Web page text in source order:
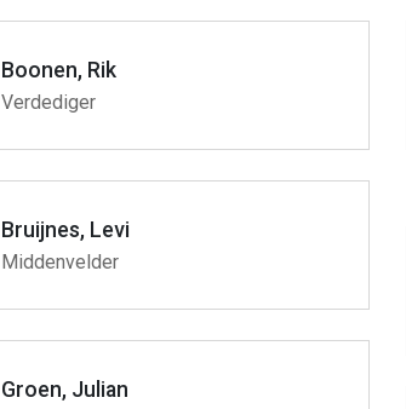
Boonen, Rik
Verdediger
Bruijnes, Levi
Middenvelder
Groen, Julian